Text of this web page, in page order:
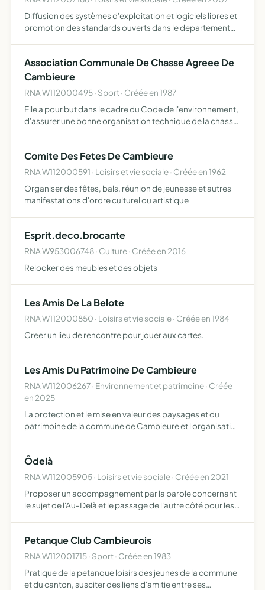
Diffusion des systèmes d'exploitation et logiciels libres et
promotion des standards ouverts dans le departement
Association Communale De Chasse Agreee De
Cambieure
RNA W112000495 · Sport · Créée en 1987
Elle a pour but dans le cadre du Code de l'environnement,
d'assurer une bonne organisation technique de la chasse,
Comite Des Fetes De Cambieure
RNA W112000591 · Loisirs et vie sociale · Créée en 1962
Organiser des fêtes, bals, réunion de jeunesse et autres
manifestations d'ordre culturel ou artistique
Esprit.deco.brocante
RNA W953006748 · Culture · Créée en 2016
Relooker des meubles et des objets
Les Amis De La Belote
RNA W112000850 · Loisirs et vie sociale · Créée en 1984
Creer un lieu de rencontre pour jouer aux cartes.
Les Amis Du Patrimoine De Cambieure
RNA W112006267 · Environnement et patrimoine · Créée
en 2025
La protection et le mise en valeur des paysages et du
patrimoine de la commune de Cambieure et l organisation
Ôdelà
RNA W112005905 · Loisirs et vie sociale · Créée en 2021
Proposer un accompagnement par la parole concernant
le sujet de l'Au-Delà et le passage de l'autre côté pour les
Petanque Club Cambieurois
RNA W112001715 · Sport · Créée en 1983
Pratique de la petanque loisirs des jeunes de la commune
et du canton, susciter des liens d'amitie entre ses